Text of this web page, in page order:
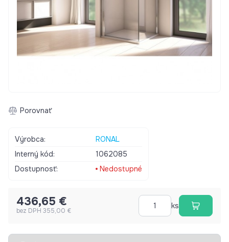
Porovnať
Výrobca:
RONAL
Interný kód:
1062085
Dostupnosť:
Nedostupné
436,65 €
bez DPH 355,00 €
ks
Vybrať záložku